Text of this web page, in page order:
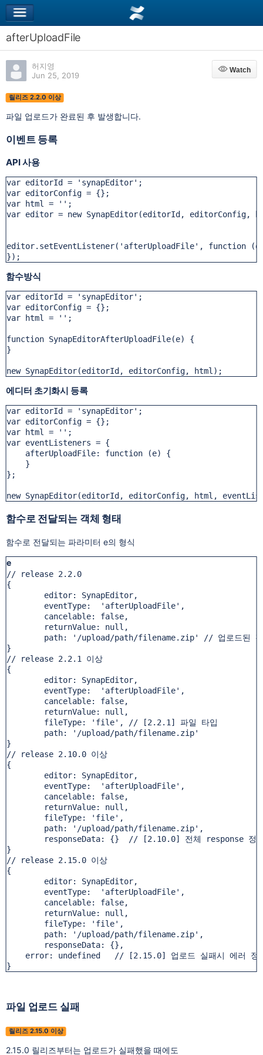
afterUploadFile
허지영
Jun 25, 2019
Watch
Watch
릴리즈 2.2.0 이상
파일 업로드가 완료된 후 발생합니다.
이벤트 등록
API 사용
var editorId = 'synapEditor';
var editorConfig = {};
var html = '';
var editor = new SynapEditor(editorId, editorConfig,
editor.setEventListener('afterUploadFile', function
});
함수방식
var editorId = 'synapEditor';
var editorConfig = {};
var html = '';
function SynapEditorAfterUploadFile(e) {
}
new SynapEditor(editorId, editorConfig, html);
에디터 초기화시 등록
var editorId = 'synapEditor';
var editorConfig = {};
var html = '';
var eventListeners = {
    afterUploadFile: function (e) {
    }
};
new SynapEditor(editorId, editorConfig, html,
함수로 전달되는 객체 형태
함수로 전달되는 파라미터 e의 형식
e
// release 2.2.0
{
	editor: SynapEditor,
	eventType:  'afterUploadFile',
	cancelable: false,
	returnValue: null,
path: '/upload/path/filename.zip' // 업로드된 경
}
// release 2.2.1 이상
{
	editor: SynapEditor,
	eventType:  'afterUploadFile',
	cancelable: false,
	returnValue: null,
	fileType: 'file', // [2.2.1] 파일 타입
	path: '/upload/path/filename.zip'
}
// release 2.10.0 이상
{
	editor: SynapEditor,
	eventType:  'afterUploadFile',
	cancelable: false,
	returnValue: null,
	fileType: 'file',
	path: '/upload/path/filename.zip',
responseData: {}  // [2.10.0] 전체 response 정
}
// release 2.15.0 이상
{
	editor: SynapEditor,
	eventType:  'afterUploadFile',
	cancelable: false,
	returnValue: null,
	fileType: 'file',
	path: '/upload/path/filename.zip',
	responseData: {},
error: undefined   // [2.15.0] 업로드 실패시 에러 정
}
파일 업로드 실패
릴리즈 2.15.0 이상
2.15.0 릴리즈부터는 업로드가 실패했을 때에도